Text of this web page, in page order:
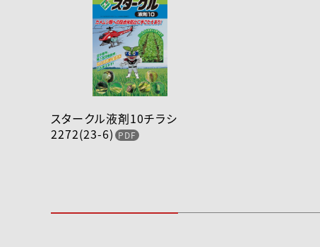
スタークル液剤10チラシ
2272(23-6)